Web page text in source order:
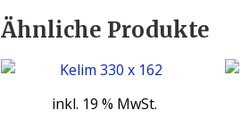
Ähnliche Produkte
inkl. 19 % MwSt.